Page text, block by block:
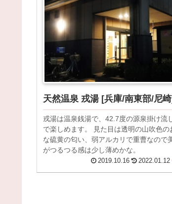
天然温泉 戎湯 [兵庫/南東部/尼
戎湯は温泉銭湯で、42.7度の源泉掛け流
で楽しめます。 見た目は透明の山吹色
な硫黄の匂い、弱アルカリで重曹なので
がつるつる感は少し薄めかな。
2019.10.16 2022.01.12